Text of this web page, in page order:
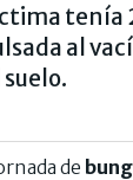
tenía
al
de